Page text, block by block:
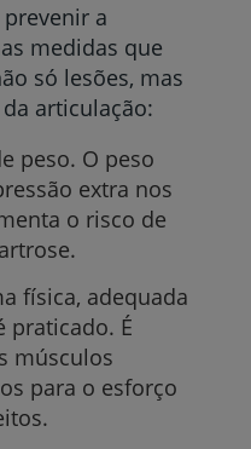
a
medidas que
só lesões, mas
articulação:
peso. O peso
extra nos
o risco de
física, adequada
praticado. É
músculos
para o esforço